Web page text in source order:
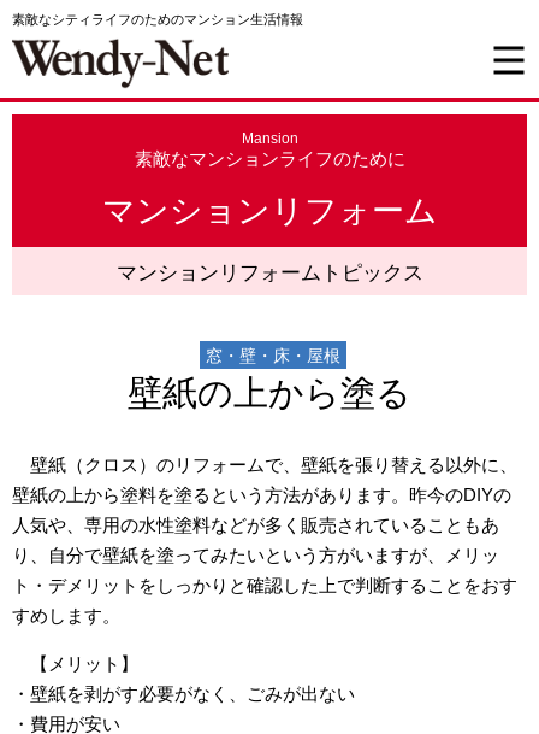
素敵なシティライフのためのマンション生活情報
Mansion
素敵なマンションライフのために
マンションリフォーム
マンションリフォームトピックス
窓・壁・床・屋根
壁紙の上から塗る
壁紙（クロス）のリフォームで、壁紙を張り替える以外に、
壁紙の上から塗料を塗るという方法があります。昨今のDIYの
人気や、専用の水性塗料などが多く販売されていることもあ
り、自分で壁紙を塗ってみたいという方がいますが、メリッ
ト・デメリットをしっかりと確認した上で判断することをおす
すめします。
【メリット】
・壁紙を剥がす必要がなく、ごみが出ない
・費用が安い